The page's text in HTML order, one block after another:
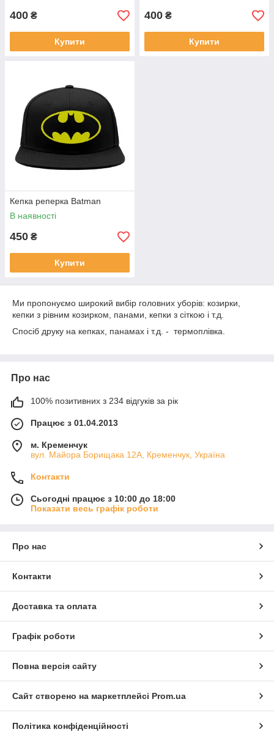
400 ₴
Купити
400 ₴
Купити
Кепка реперка Batman
В наявності
450 ₴
Купити
Ми пропонуємо широкий вибір головних уборів: козирки,
кепки з рівним козирком, панами, кепки з сіткою і т.д.
Спосіб друку на кепках, панамах і т.д. - термоплівка.
Про нас
100% позитивних з 234 відгуків за рік
Працює з 01.04.2013
м. Кременчук
вул. Майора Борищака 12А, Кременчук, Україна
Контакти
Сьогодні працює з 10:00 до 18:00
Показати весь графік роботи
Про нас
Контакти
Доставка та оплата
Графік роботи
Повна версія сайту
Сайт створено на маркетплейсі Prom.ua
Політика конфіденційності